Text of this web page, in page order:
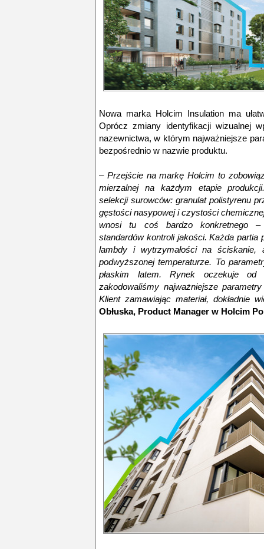
Nowa marka Holcim Insulation ma
Oprócz zmiany identyfikacji wizualnej
nazewnictwa, w którym najważniejsze
bezpośrednio w nazwie produktu.
– Przejście na markę Holcim to
mierzalnej na każdym etapie
selekcji surowców: granulat polistyrenu
gęstości nasypowej i czystości
wnosi tu coś bardzo konkretnego –
standardów kontroli jakości. Każda partia
lambdy i wytrzymałości na
podwyższonej temperaturze. To
płaskim latem. Rynek oczekuje od
zakodowaliśmy najważniejsze
Klient zamawiając materiał, dokładnie
Obłuska, Product Manager w Holcim